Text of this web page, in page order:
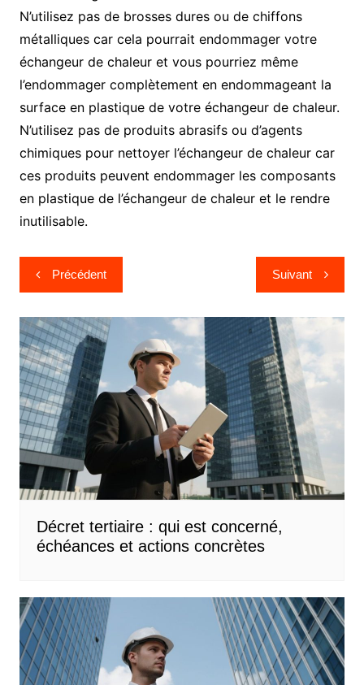
N’utilisez pas de brosses dures ou de chiffons
métalliques car cela pourrait endommager votre
échangeur de chaleur et vous pourriez même
l’endommager complètement en endommageant la
surface en plastique de votre échangeur de chaleur.
N’utilisez pas de produits abrasifs ou d’agents
chimiques pour nettoyer l’échangeur de chaleur car
ces produits peuvent endommager les composants
en plastique de l’échangeur de chaleur et le rendre
inutilisable.
Navigation
de
l’article
Précédent Suivant
Décret tertiaire : qui est concerné,
échéances et actions concrètes